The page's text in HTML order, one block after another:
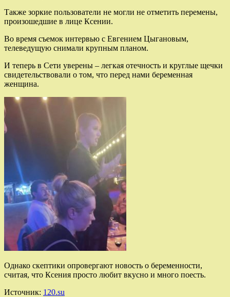
Также зоркие пользователи не могли не отметить перемены,
произошедшие в лице Ксении.
Во время съемок интервью с Евгением Цыгановым,
телеведущую снимали крупным планом.
И теперь в Сети уверены – легкая отечность и круглые щечки
свидетельствовали о том, что перед нами беременная
женщина.
Однако скептики опровергают новость о беременности,
считая, что Ксения просто любит вкусно и много поесть.
Источник: 120.su